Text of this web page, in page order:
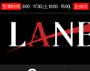
営業時間 9:00 - 17:30 (土10:00 - 15:00) 定休日